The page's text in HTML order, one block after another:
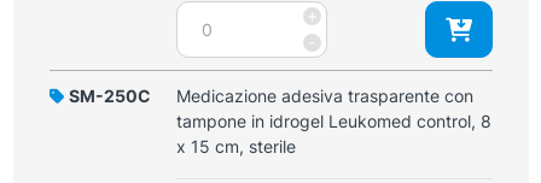
cm,
sterile
quantità
-
Medicazione
adesiva
trasparente
con
tampone
in
+
SM-250C
Medicazione adesiva trasparente con
tampone in idrogel Leukomed control, 8
x 15 cm, sterile